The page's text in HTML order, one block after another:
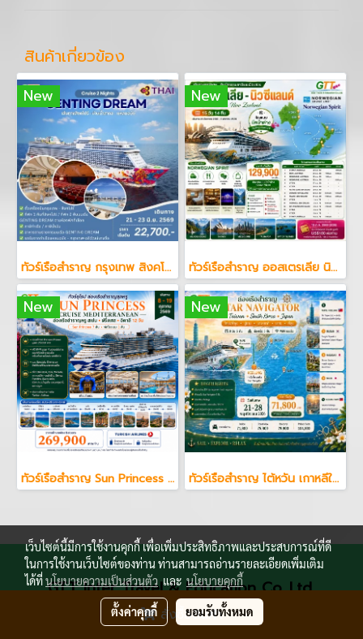
สั่งซื้อสินค้า
สินค้าเกี่ยวข้อง
New
ทัวร์เรือสำราญ กรุงเทพ สิงคโปร์ แหลมฉบัง 3 วัน 2 คืน
New
ทัวร์เรือสำราญ ออสเตรเลีย นิวซีแลนด์ 15 วัน
New
ทัวร์เรือสำราญ Sun Princess Cruise Mediterranean สเปน ฝรั่งเศส อิตาลี 12 วัน
New
ทัวร์เรือสำราญ ไต้หวัน เกาหลีใต้ ญี่ปุ่น 8 วัน 5 คืน
GTT Inter Travel & Education Co.,Ltd.
199/36 ซอยเชื้อเพลิง (อมร) แขวง ช่องนนทรี เขต
ยานนาวา กรุงเทพมหานคร 10120
เว็บไซต์นี้มีการใช้งานคุกกี้ เพื่อเพิ่มประสิทธิภาพและประสบการณ์ที่ดี
ในการใช้งานเว็บไซต์ของท่าน ท่านสามารถอ่านรายละเอียดเพิ่มเติม
ได้ที่นโยบายความเป็นส่วนตัว และ นโยบายคุกกี้
ตั้งค่าคุกกี้ ยอมรับทั้งหมด